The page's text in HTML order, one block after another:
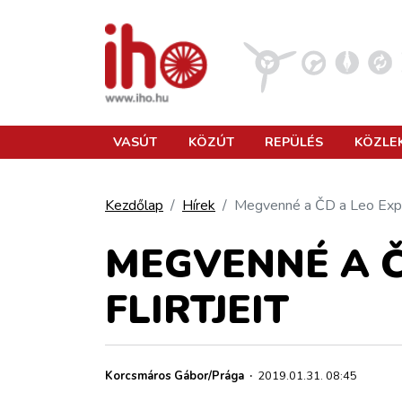
KÖZLEKEDÉSFEJLESZTÉS
ELLÁTÁSI LÁNC
VASÚT KÖZÚT REPÜLÉS
Kezdőlap Hírek Megvenné a ČD a Leo
MEGVENNÉ A
FLIRTJEIT
Korcsmáros Gábor/Prága · 2019.01.31. 08:45